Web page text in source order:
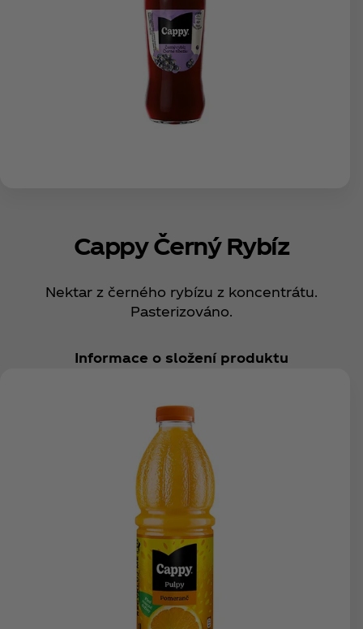
Cappy Černý Rybíz
Nektar z černého rybízu z koncentrátu.
Pasterizováno.
Informace o složení produktu